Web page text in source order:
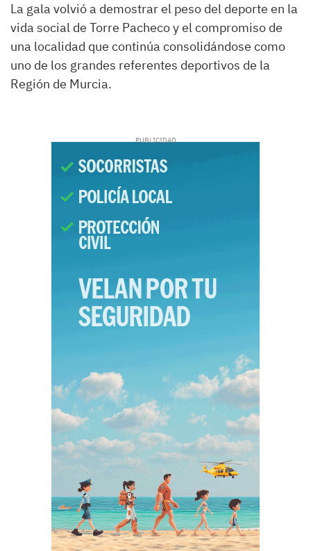
La gala volvió a demostrar el peso del deporte en la
vida social de Torre Pacheco y el compromiso de
una localidad que continúa consolidándose como
uno de los grandes referentes deportivos de la
Región de Murcia.